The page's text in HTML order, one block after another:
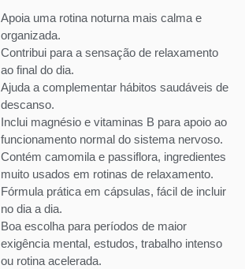
Apoia uma rotina noturna mais calma e
organizada.
Contribui para a sensação de relaxamento
ao final do dia.
Ajuda a complementar hábitos saudáveis de
descanso.
Inclui magnésio e vitaminas B para apoio ao
funcionamento normal do sistema nervoso.
Contém camomila e passiflora, ingredientes
muito usados em rotinas de relaxamento.
Fórmula prática em cápsulas, fácil de incluir
no dia a dia.
Boa escolha para períodos de maior
exigência mental, estudos, trabalho intenso
ou rotina acelerada.